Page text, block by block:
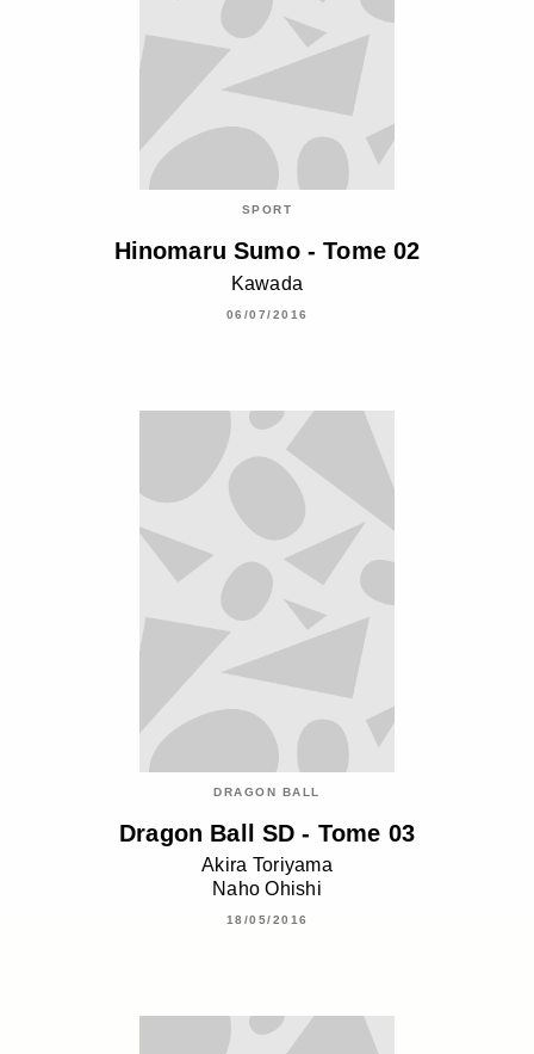
SPORT
Hinomaru Sumo - Tome 02
Kawada
06/07/2016
DRAGON BALL
Dragon Ball SD - Tome 03
Akira Toriyama
Naho Ohishi
18/05/2016